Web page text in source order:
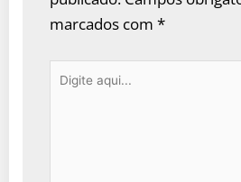
marcados com *
Digite